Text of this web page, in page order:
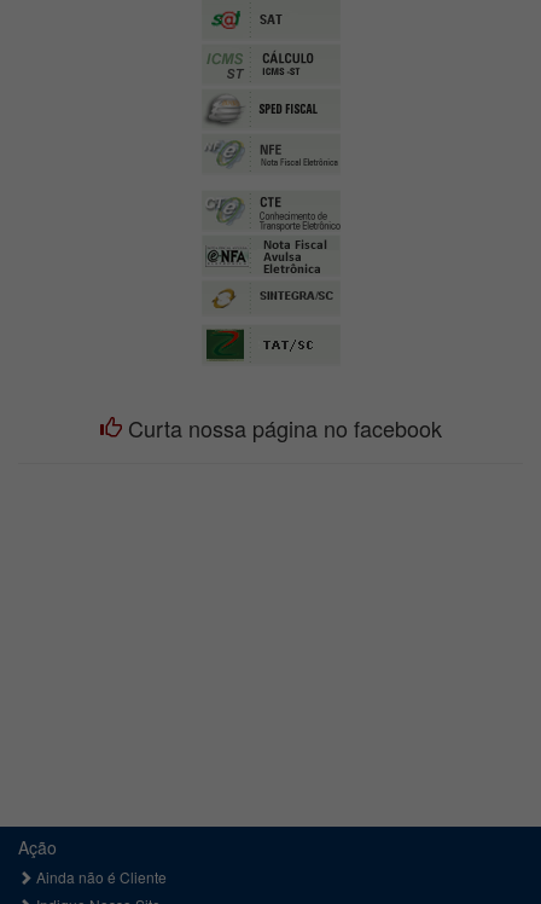
Curta nossa página no facebook
Ação
Ainda não é Cliente